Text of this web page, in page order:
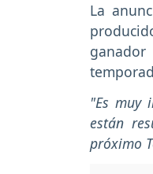
La
"Es muy
están
próximo